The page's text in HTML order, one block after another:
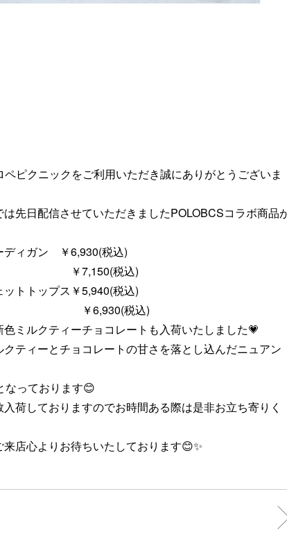
ピクニックをご利用いただき誠にありがとうございま
は先日配信させていただきましたPOLOBCSコラボ商品
ディガン ￥6,930(税込)
ト ￥7,150(税込)
トトップス￥5,940(税込)
6,930(税込)
ミルクティーチョコレートも入荷いたしました💗
ティーとチョコレートの甘さを落とし込んだニュアン
なっております😊
荷しておりますのでお時間ある際は是非お立ち寄りく
店心よりお待ちいたしております😊✨